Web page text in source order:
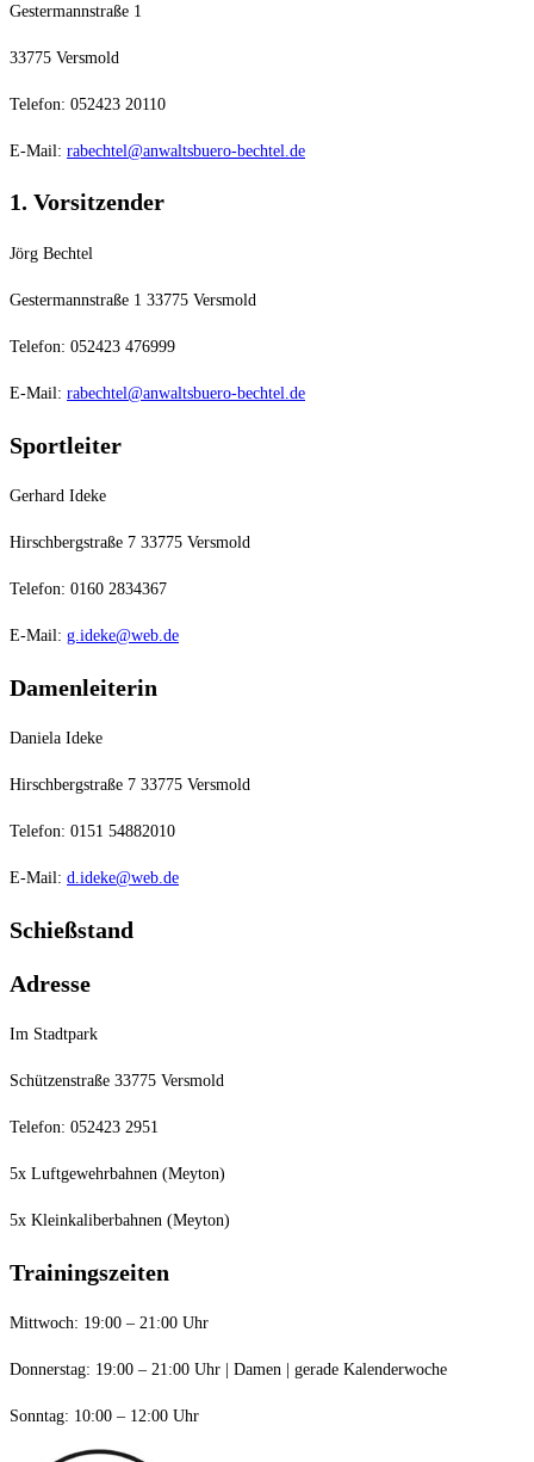
Gestermannstraße 1
33775 Versmold
Telefon: 052423 20110
E-Mail: rabechtel@anwaltsbuero-bechtel.de
1. Vorsitzender
Jörg Bechtel
Gestermannstraße 1 33775 Versmold
Telefon: 052423 476999
E-Mail: rabechtel@anwaltsbuero-bechtel.de
Sportleiter
Gerhard Ideke
Hirschbergstraße 7 33775 Versmold
Telefon: 0160 2834367
E-Mail: g.ideke@web.de
Damenleiterin
Daniela Ideke
Hirschbergstraße 7 33775 Versmold
Telefon: 0151 54882010
E-Mail: d.ideke@web.de
Schießstand
Adresse
Im Stadtpark
Schützenstraße 33775 Versmold
Telefon: 052423 2951
5x Luftgewehrbahnen (Meyton)
5x Kleinkaliberbahnen (Meyton)
Trainingszeiten
Mittwoch: 19:00 – 21:00 Uhr
Donnerstag: 19:00 – 21:00 Uhr | Damen | gerade Kalenderwoche
Sonntag: 10:00 – 12:00 Uhr